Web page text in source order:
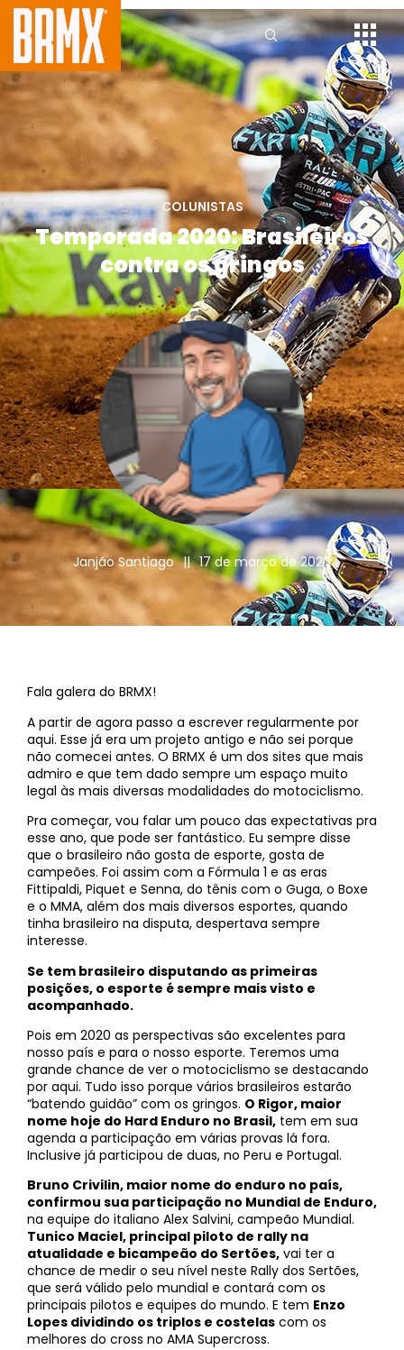
COLUNISTAS
Temporada 2020: Brasileiros
contra os gringos
Janjão Santiago || 17 de março de 2020
Fala galera do BRMX!
A partir de agora passo a escrever regularmente por
aqui. Esse já era um projeto antigo e não sei porque
não comecei antes. O BRMX é um dos sites que mais
admiro e que tem dado sempre um espaço muito
legal às mais diversas modalidades do motociclismo.
Pra começar, vou falar um pouco das expectativas pra
esse ano, que pode ser fantástico. Eu sempre disse
que o brasileiro não gosta de esporte, gosta de
campeões. Foi assim com a Fórmula 1 e as eras
Fittipaldi, Piquet e Senna, do tênis com o Guga, o Boxe
e o MMA, além dos mais diversos esportes, quando
tinha brasileiro na disputa, despertava sempre
interesse.
Se tem brasileiro disputando as primeiras
posições, o esporte é sempre mais visto e
acompanhado.
Pois em 2020 as perspectivas são excelentes para
nosso país e para o nosso esporte. Teremos uma
grande chance de ver o motociclismo se destacando
por aqui. Tudo isso porque vários brasileiros estarão
“batendo guidão” com os gringos. O Rigor, maior
nome hoje do Hard Enduro no Brasil, tem em sua
agenda a participação em várias provas lá fora.
Inclusive já participou de duas, no Peru e Portugal.
Bruno Crivilin, maior nome do enduro no país,
confirmou sua participação no Mundial de Enduro,
na equipe do italiano Alex Salvini, campeão Mundial.
Tunico Maciel, principal piloto de rally na
atualidade e bicampeão do Sertões, vai ter a
chance de medir o seu nível neste Rally dos Sertões,
que será válido pelo mundial e contará com os
principais pilotos e equipes do mundo. E tem Enzo
Lopes dividindo os triplos e costelas com os
melhores do cross no AMA Supercross.